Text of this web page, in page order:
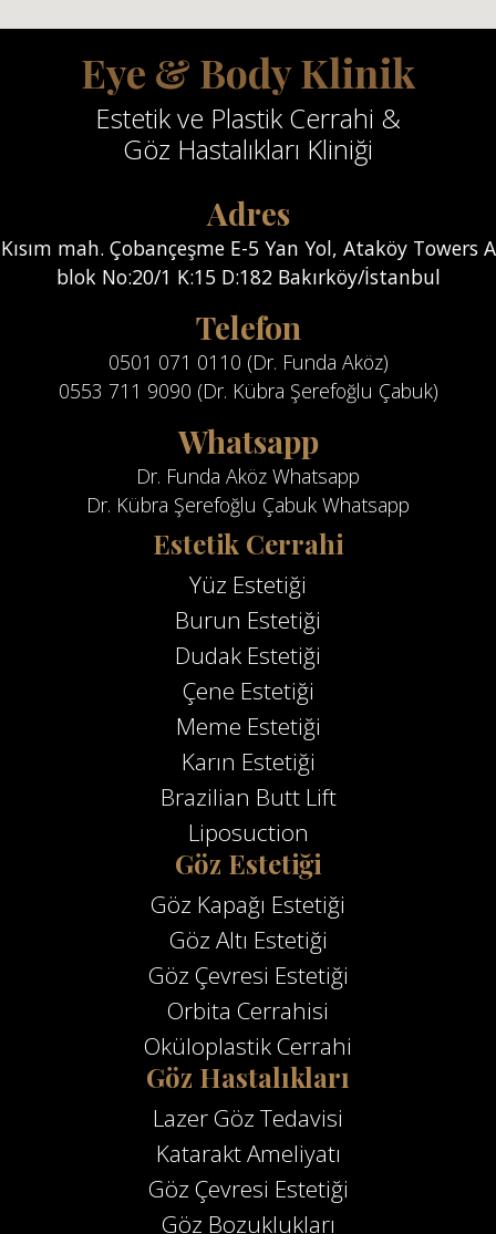
Eye & Body Klinik
Estetik ve Plastik Cerrahi &
Göz Hastalıkları Kliniği
Adres
Kısım mah. Çobançeşme E-5 Yan Yol, Ataköy Towers A
blok No:20/1 K:15 D:182 Bakırköy/İstanbul
Telefon
0501 071 0110 (Dr. Funda Aköz)
0553 711 9090 (Dr. Kübra Şerefoğlu Çabuk)
Whatsapp
Dr. Funda Aköz Whatsapp
Dr. Kübra Şerefoğlu Çabuk Whatsapp
Estetik Cerrahi
Yüz Estetiği
Burun Estetiği
Dudak Estetiği
Çene Estetiği
Meme Estetiği
Karın Estetiği
Brazilian Butt Lift
Liposuction
Göz Estetiği
Göz Kapağı Estetiği
Göz Altı Estetiği
Göz Çevresi Estetiği
Orbita Cerrahisi
Oküloplastik Cerrahi
Göz Hastalıkları
Lazer Göz Tedavisi
Katarakt Ameliyatı
Göz Çevresi Estetiği
Göz Bozuklukları